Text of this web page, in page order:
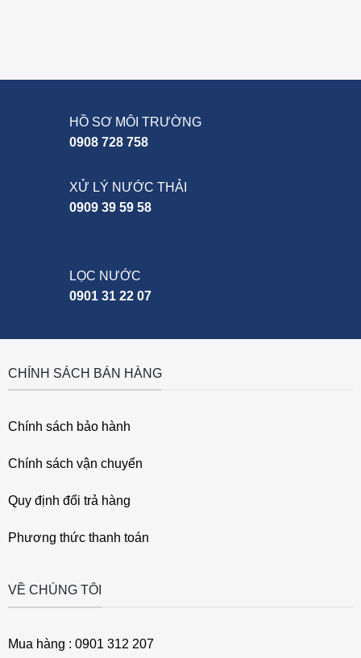
HỒ SƠ MÔI TRƯỜNG
0908 728 758
XỬ LÝ NƯỚC THẢI
0909 39 59 58
LỌC NƯỚC
0901 31 22 07
CHÍNH SÁCH BÁN HÀNG
Chính sách bảo hành
Chính sách vận chuyển
Quy định đổi trả hàng
Phương thức thanh toán
VỀ CHÚNG TÔI
Mua hàng : 0901 312 207